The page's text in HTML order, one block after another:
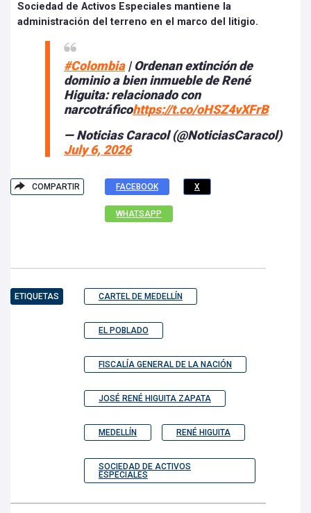
Sociedad de Activos Especiales mantiene la
administración del terreno en el marco del litigio.
#Colombia| Ordenan extinción de
dominio a bien inmueble de René
Higuita: relacionado con
narcotráficohttps://t.co/oHSZ4vXFrB
— Noticias Caracol (@NoticiasCaracol)
July 6, 2026
COMPARTIR FACEBOOK X
WHATSAPP
ETIQUETAS CARTEL DE MEDELLÍN
EL POBLADO
FISCALÍA GENERAL DE LA NACIÓN
JOSÉ RENÉ HIGUITA ZAPATA
MEDELLÍN RENÉ HIGUITA
SOCIEDAD DE ACTIVOS
ESPECIALES